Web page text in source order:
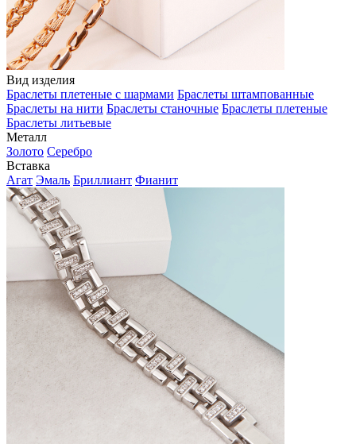
Вид изделия
Браслеты плетеные с шармами Браслеты штампованные
Браслеты на нити Браслеты станочные Браслеты плетеные
Браслеты литьевые
Металл
Золото Серебро
Вставка
Агат Эмаль Бриллиант Фианит